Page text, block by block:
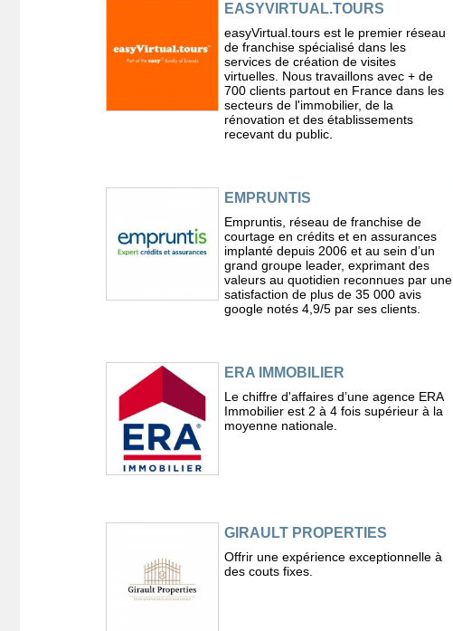
EASYVIRTUAL.TOURS
easyVirtual.tours est le premier réseau
de franchise spécialisé dans les
services de création de visites
virtuelles. Nous travaillons avec + de
700 clients partout en France dans les
secteurs de l'immobilier, de la
rénovation et des établissements
recevant du public.
EMPRUNTIS
Empruntis, réseau de franchise de
courtage en crédits et en assurances
implanté depuis 2006 et au sein d’un
grand groupe leader, exprimant des
valeurs au quotidien reconnues par une
satisfaction de plus de 35 000 avis
google notés 4,9/5 par ses clients.
ERA IMMOBILIER
Le chiffre d'affaires d’une agence ERA
Immobilier est 2 à 4 fois supérieur à la
moyenne nationale.
GIRAULT PROPERTIES
Offrir une expérience exceptionnelle à
des couts fixes.